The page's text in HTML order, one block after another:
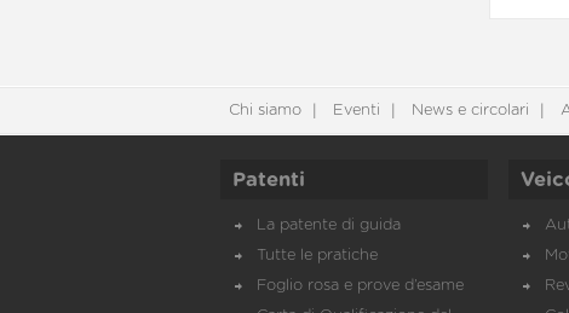
Chi siamo Eventi News e circolari
Patenti
La patente di guida
Tutte le pratiche
Foglio rosa e prove d’esame